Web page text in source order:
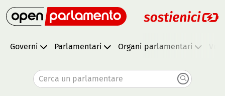
Governi Parlamentari Organi parlamentari
Cerca un parlamentare